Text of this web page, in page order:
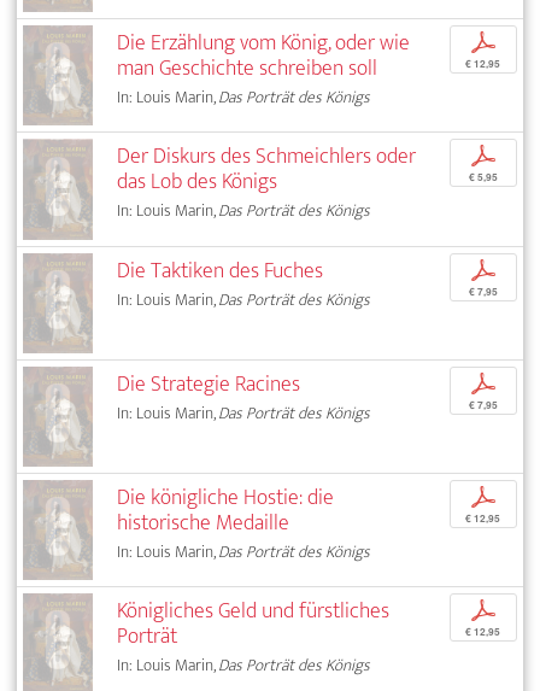
Die Erzählung vom König, oder wie
man Geschichte schreiben soll
In: Louis Marin,Das Porträt des Königs
p
€ 12,95
Der Diskurs des Schmeichlers oder
das Lob des Königs
In: Louis Marin,Das Porträt des Königs
p
€ 5,95
Die Taktiken des Fuches
In: Louis Marin,Das Porträt des Königs
p
€ 7,95
Die Strategie Racines
In: Louis Marin,Das Porträt des Königs
p
€ 7,95
Die königliche Hostie: die
historische Medaille
In: Louis Marin,Das Porträt des Königs
p
€ 12,95
Königliches Geld und fürstliches
Porträt
In: Louis Marin,Das Porträt des Königs
p
€ 12,95